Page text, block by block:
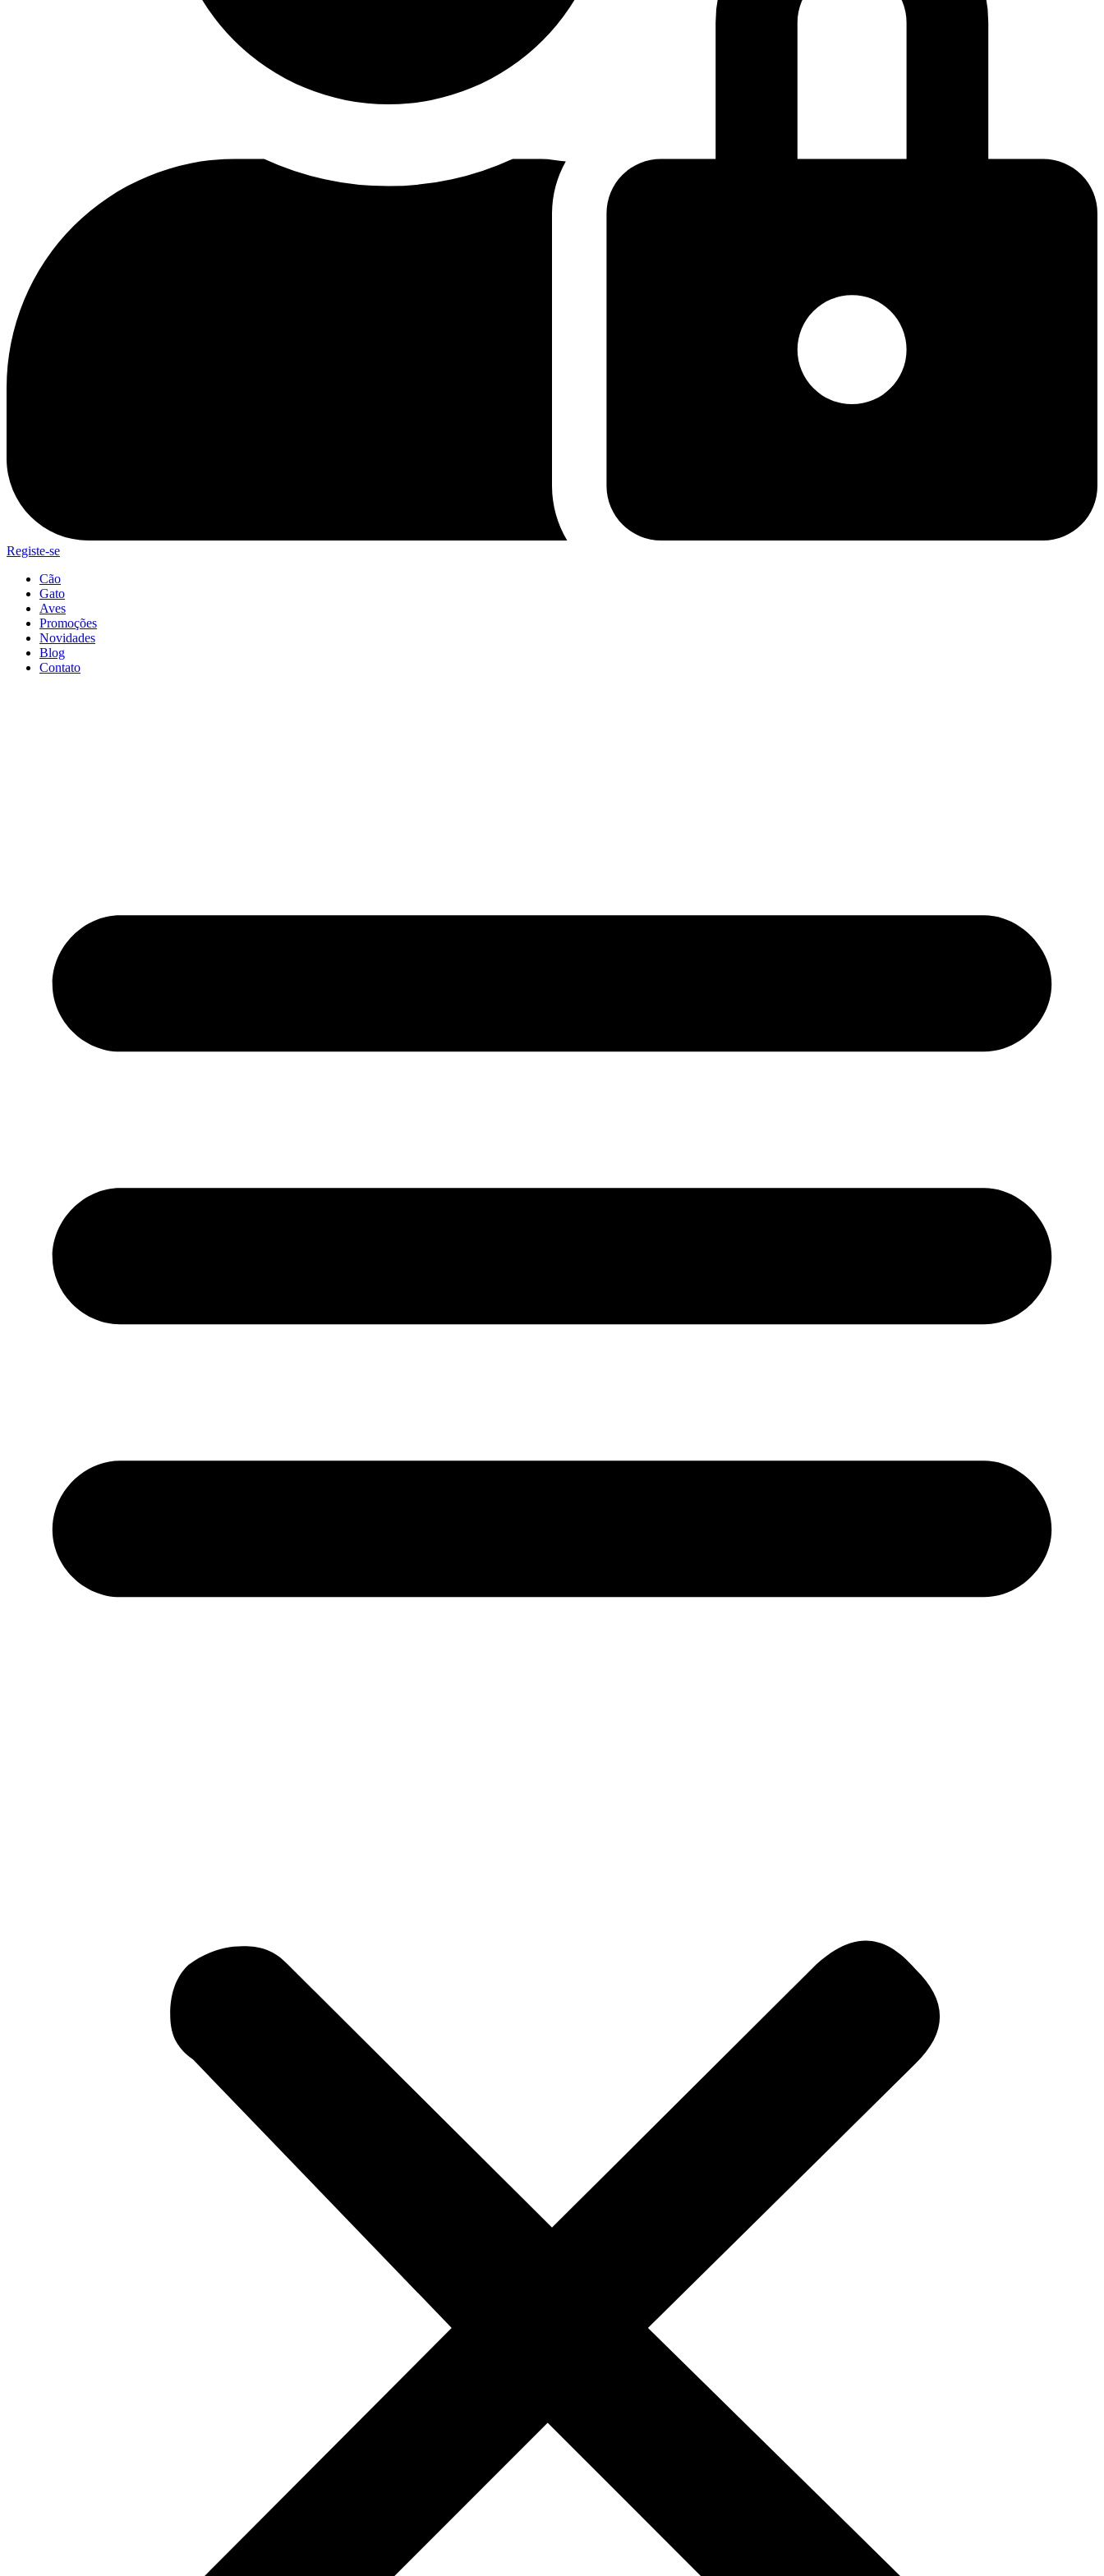
Registe-se
Cão
Gato
Aves
Promoções
Novidades
Blog
Contato